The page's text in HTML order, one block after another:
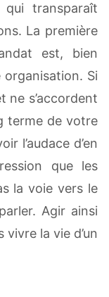
transparaît
La première
est, bien
organisation. Si
ne s’accordent
terme de votre
l’audace d’en
que les
la voie vers le
Agir ainsi
la vie d’un